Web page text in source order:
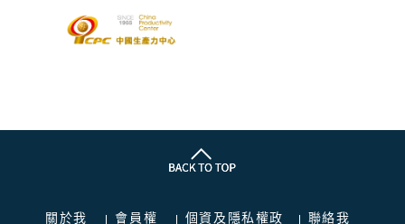
關於我
會員權
個資及隱私權政
聯絡我